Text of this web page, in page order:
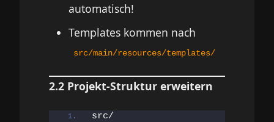
automatisch!
Templates kommen nach
src/main/resources/templates/
2.2 Projekt-Struktur erweitern
src/